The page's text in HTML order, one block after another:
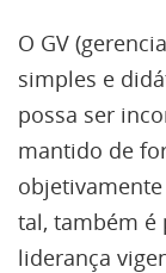
O GV
simples e
possa ser
mantido de
tal, também é
liderança